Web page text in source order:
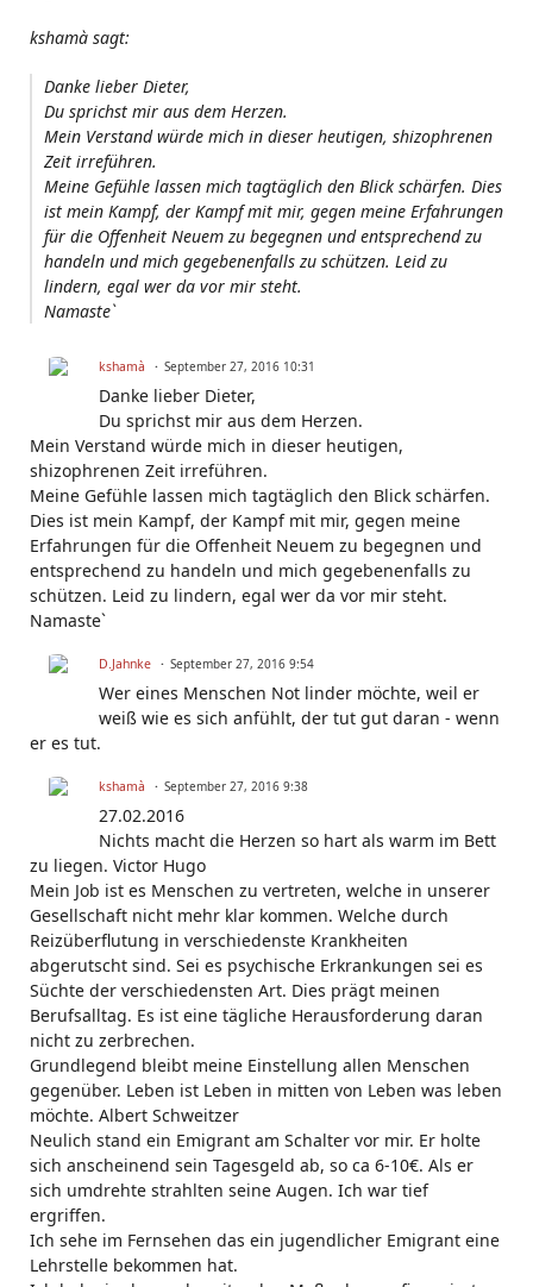
kshamà sagt:
Danke lieber Dieter,
Du sprichst mir aus dem Herzen.
Mein Verstand würde mich in dieser heutigen, shizophrenen
Zeit irreführen.
Meine Gefühle lassen mich tagtäglich den Blick schärfen. Dies
ist mein Kampf, der Kampf mit mir, gegen meine Erfahrungen
für die Offenheit Neuem zu begegnen und entsprechend zu
handeln und mich gegebenenfalls zu schützen. Leid zu
lindern, egal wer da vor mir steht.
Namaste`
kshamà September 27, 2016 10:31
Danke lieber Dieter,
Du sprichst mir aus dem Herzen.
Mein Verstand würde mich in dieser heutigen,
shizophrenen Zeit irreführen.
Meine Gefühle lassen mich tagtäglich den Blick schärfen.
Dies ist mein Kampf, der Kampf mit mir, gegen meine
Erfahrungen für die Offenheit Neuem zu begegnen und
entsprechend zu handeln und mich gegebenenfalls zu
schützen. Leid zu lindern, egal wer da vor mir steht.
Namaste`
D.Jahnke September 27, 2016 9:54
Wer eines Menschen Not linder möchte, weil er
weiß wie es sich anfühlt, der tut gut daran - wenn
er es tut.
kshamà September 27, 2016 9:38
27.02.2016
Nichts macht die Herzen so hart als warm im Bett
zu liegen. Victor Hugo
Mein Job ist es Menschen zu vertreten, welche in unserer
Gesellschaft nicht mehr klar kommen. Welche durch
Reizüberflutung in verschiedenste Krankheiten
abgerutscht sind. Sei es psychische Erkrankungen sei es
Süchte der verschiedensten Art. Dies prägt meinen
Berufsalltag. Es ist eine tägliche Herausforderung daran
nicht zu zerbrechen.
Grundlegend bleibt meine Einstellung allen Menschen
gegenüber. Leben ist Leben in mitten von Leben was leben
möchte. Albert Schweitzer
Neulich stand ein Emigrant am Schalter vor mir. Er holte
sich anscheinend sein Tagesgeld ab, so ca 6-10€. Als er
sich umdrehte strahlten seine Augen. Ich war tief
ergriffen.
Ich sehe im Fernsehen das ein jugendlicher Emigrant eine
Lehrstelle bekommen hat.